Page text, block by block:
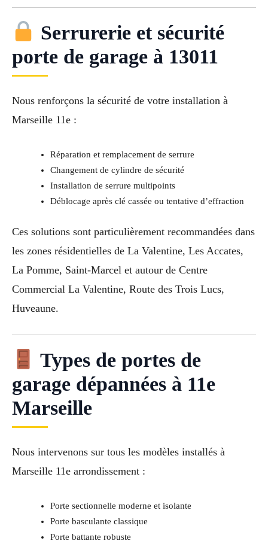
Serrurerie et sécurité
porte de garage à 13011
Nous renforçons la sécurité de votre installation à
Marseille 11e :
Réparation et remplacement de serrure
Changement de cylindre de sécurité
Installation de serrure multipoints
Déblocage après clé cassée ou tentative d’effraction
Ces solutions sont particulièrement recommandées dans
les zones résidentielles de La Valentine, Les Accates,
La Pomme, Saint-Marcel et autour de Centre
Commercial La Valentine, Route des Trois Lucs,
Huveaune.
Types de portes de
garage dépannées à 11e
Marseille
Nous intervenons sur tous les modèles installés à
Marseille 11e arrondissement :
Porte sectionnelle moderne et isolante
Porte basculante classique
Porte battante robuste